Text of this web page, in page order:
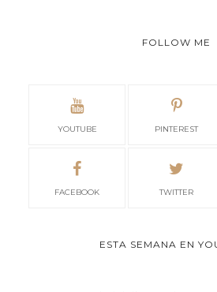
FOLLOW ME
YOUTUBE PINTEREST
FACEBOOK TWITTER
ESTA SEMANA EN